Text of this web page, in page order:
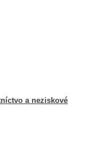
a neziskové